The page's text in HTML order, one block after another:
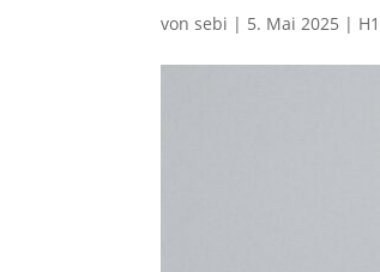
vonsebi | 5. Mai 2025 |